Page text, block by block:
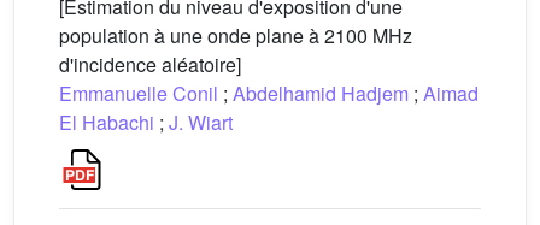
[Estimation du niveau d'exposition d'une
population à une onde plane à 2100 MHz
d'incidence aléatoire]
Emmanuelle Conil ; Abdelhamid Hadjem ; Aimad
El Habachi ; J. Wiart